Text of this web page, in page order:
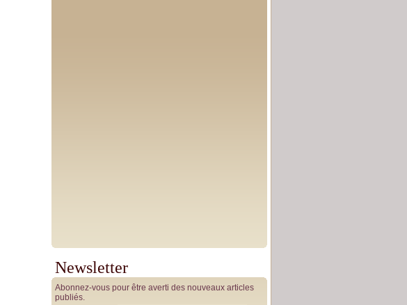
Newsletter
Abonnez-vous pour être averti des nouveaux articles
publiés.